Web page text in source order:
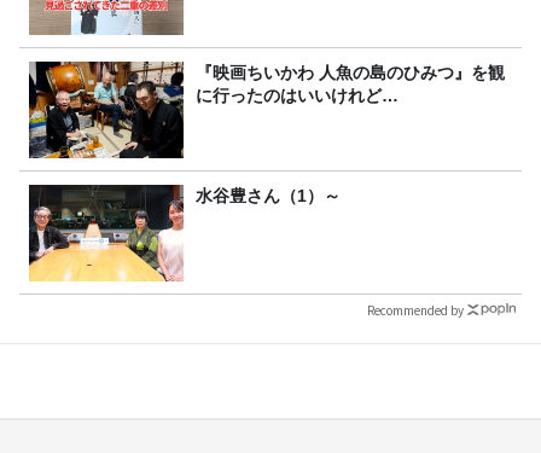
『映画ちいかわ 人魚の島のひみつ』を観
に行ったのはいいけれど…
水谷豊さん（1）～
Recommended by